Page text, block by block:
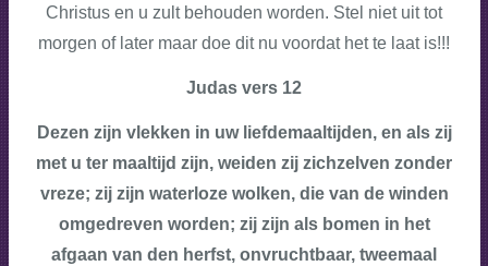
Christus en u zult behouden worden. Stel niet uit tot
morgen of later maar doe dit nu voordat het te laat is!!!
Judas vers 12
Dezen zijn vlekken in uw liefdemaaltijden, en als zij
met u ter maaltijd zijn, weiden zij zichzelven zonder
vreze; zij zijn waterloze wolken, die van de winden
omgedreven worden; zij zijn als bomen in het
afgaan van den herfst, onvruchtbaar, tweemaal